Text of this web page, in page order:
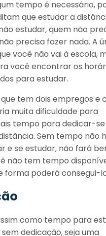
tempo é necessário,
que estudar a
estudar, quem não
precisa fazer nada. A
você não vai à escola,
você encontrar os
para estudar.
tem dois empregos e
muita dificuldade para
tempo para dedicar-se
Sem tempo não
e se estudar, não fará
não tem tempo
forma poderá consegui-
como tempo para
dedicação, seja uma